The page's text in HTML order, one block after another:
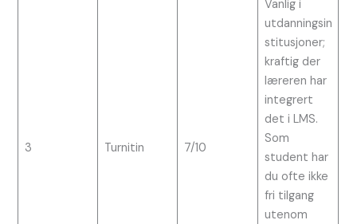
3 Turnitin 7/10
Vanlig i
utdanningsin
stitusjoner;
kraftig der
læreren har
integrert
det i LMS.
Som
student har
du ofte ikke
fri tilgang
utenom